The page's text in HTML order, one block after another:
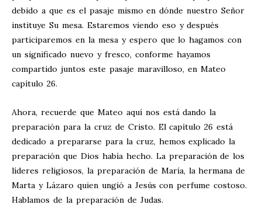
debido a que es el pasaje mismo en dónde nuestro Señor
instituye Su mesa. Estaremos viendo eso y después
participaremos en la mesa y espero que lo hagamos con
un significado nuevo y fresco, conforme hayamos
compartido juntos este pasaje maravilloso, en Mateo
capítulo 26.
Ahora, recuerde que Mateo aquí nos está dando la
preparación para la cruz de Cristo. El capítulo 26 está
dedicado a prepararse para la cruz, hemos explicado la
preparación que Dios había hecho. La preparación de los
líderes religiosos, la preparación de María, la hermana de
Marta y Lázaro quien ungió a Jesús con perfume costoso.
Hablamos de la preparación de Judas.